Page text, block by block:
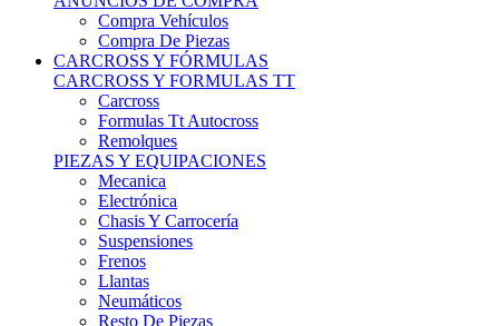
Compra De Piezas
CARCROSS Y FÓRMULAS
CARCROSS Y FORMULAS TT
Carcross
Formulas Tt Autocross
Remolques
PIEZAS Y EQUIPACIONES
Mecanica
Electrónica
Chasis Y Carrocería
Suspensiones
Frenos
Llantas
Neumáticos
Resto De Piezas
Equipación Piloto